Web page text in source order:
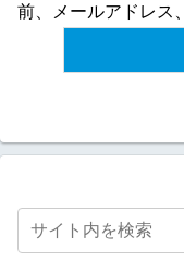
前、メールアドレス